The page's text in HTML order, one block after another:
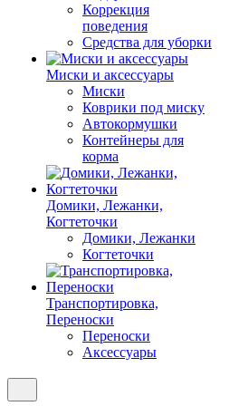
Коррекция
поведения
Средства для уборки
Миски и аксессуары
Миски
Коврики под миску
Автокормушки
Контейнеры для
корма
Домики, Лежанки,
Когтеточки
Домики, Лежанки
Когтеточки
Транспортировка,
Переноски
Переноски
Аксессуары